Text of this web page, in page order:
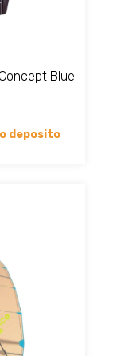
Blue
deposito